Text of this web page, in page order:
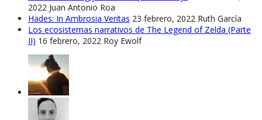
2022 Juan Antonio Roa
Hades: In Ambrosia Veritas 23 febrero, 2022 Ruth García
Los ecosistemas narrativos de The Legend of Zelda (Parte
II) 16 febrero, 2022 Roy Ewolf